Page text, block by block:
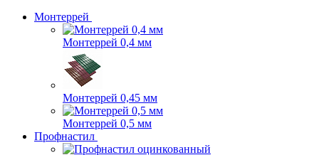
Монтеррей
Монтеррей 0,4 мм
Монтеррей 0,45 мм
Монтеррей 0,5 мм
Профнастил